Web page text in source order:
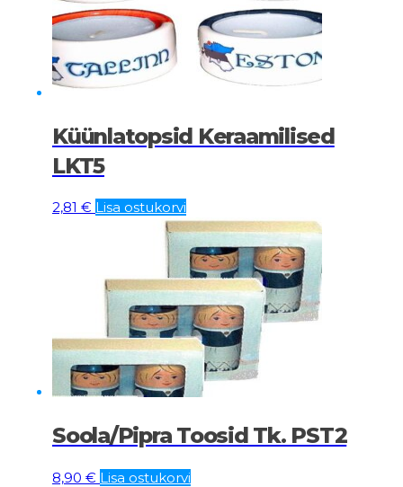
Küünlatopsid Keraamilised
LKT5
2,81 € Lisa ostukorvi
Soola/pipra Toosid Tk. PST2
8,90 € Lisa ostukorvi